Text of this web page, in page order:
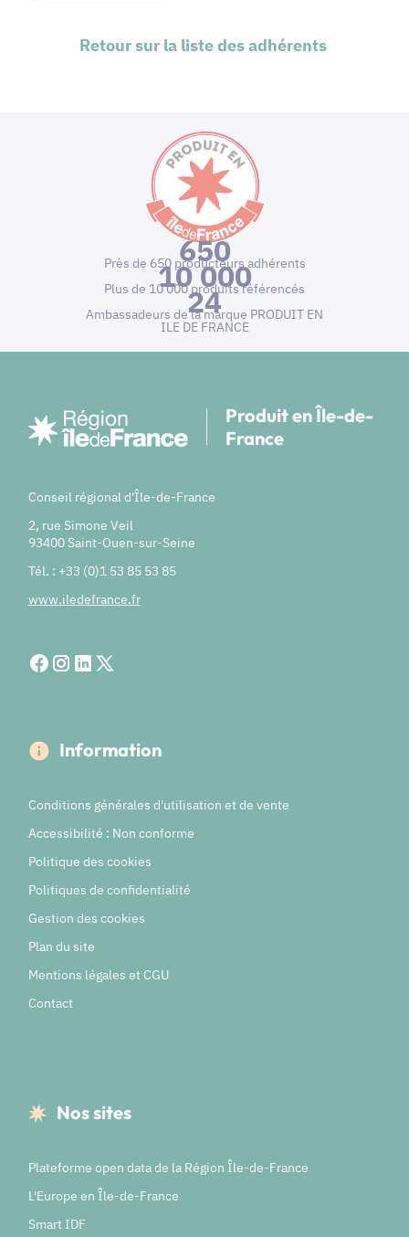
Retour sur la liste des adhérents
650
Près de 650 producteurs adhérents
10 000
Plus de 10 000 produits référencés
24
Ambassadeurs de la marque PRODUIT EN
ILE DE FRANCE
Produit en Île-de-
France
Conseil régional d'Île-de-France
2, rue Simone Veil
93400 Saint-Ouen-sur-Seine
Tél. : +33 (0)1 53 85 53 85
www.iledefrance.fr
Information
Conditions générales d'utilisation et de vente
Accessibilité : Non conforme
Politique des cookies
Politiques de confidentialité
Gestion des cookies
Plan du site
Mentions légales et CGU
Contact
Nos sites
Plateforme open data de la Région Île-de-France
L'Europe en Île-de-France
Smart IDF